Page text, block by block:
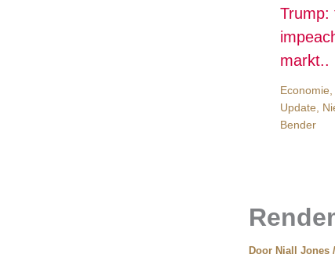
Trump:
markt..
Economie
Update
Bender
Door Niall Jones /